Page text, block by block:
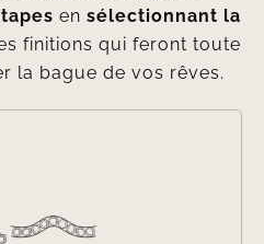
en sélectionnant la
finitions qui feront toute
la bague de vos rêves.